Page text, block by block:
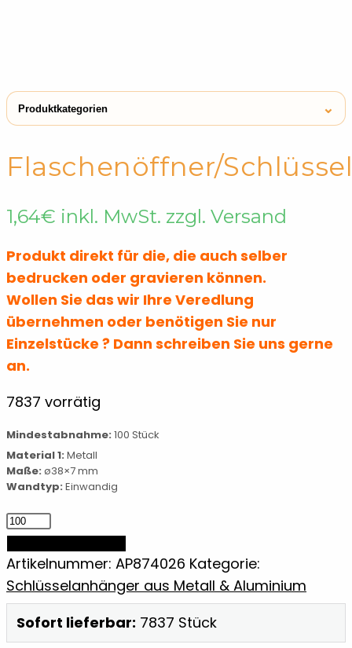
Produktkategorien ⌄
FlaschenöffnerKühlschrankmagneten
Flaschenöffner
Schlüsselanhänger aus Metall &
Flaschenöffner/
1,64€ inkl. MwSt. zzgl. Versand
Produkt direkt für die, die auch selber
bedrucken oder gravieren können.
Wollen Sie das wir Ihre Veredlung
übernehmen oder benötigen Sie nur
Einzelstücke ? Dann schreiben Sie uns gerne
an.
7837 vorrätig
Mindestabnahme: 100 Stück
Material 1: Metall
Maße: ø38×7 mm
Wandtyp: Einwandig
Flaschenöffner/Schlüsselanhänger
Menge
Artikelnummer: AP874026 Kategorie:
Schlüsselanhänger aus Metall & Aluminium
Sofort lieferbar: 7837 Stück